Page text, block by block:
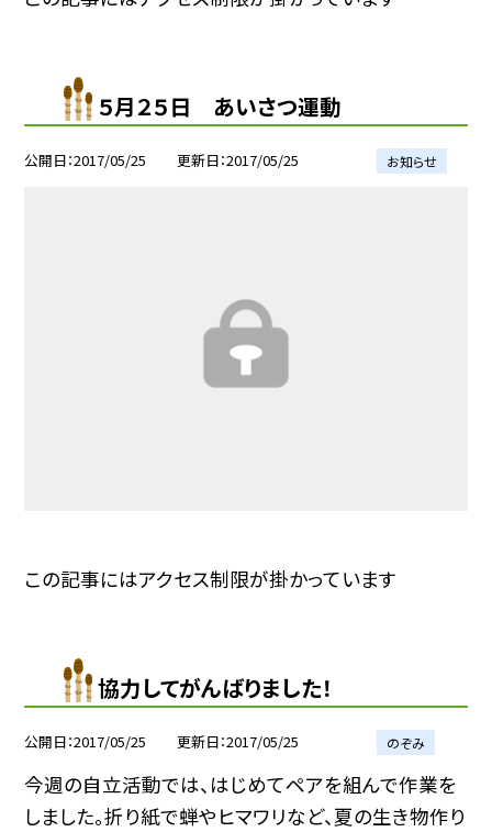
５月２５日 あいさつ運動
公開日 2017/05/25 更新日 2017/05/25 お知らせ
この記事にはアクセス制限が掛かっています
協力してがんばりました！
公開日 2017/05/25 更新日 2017/05/25 のぞみ
今週の自立活動では、はじめてペアを組んで作業を
しました。折り紙で蝉やヒマワリなど、夏の生き物作り